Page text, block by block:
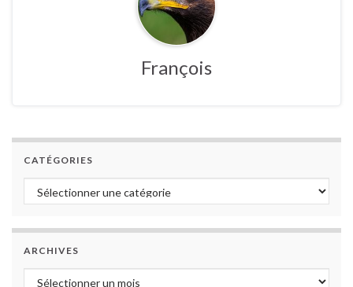
François
CATÉGORIES
Catégories
ARCHIVES
Archives